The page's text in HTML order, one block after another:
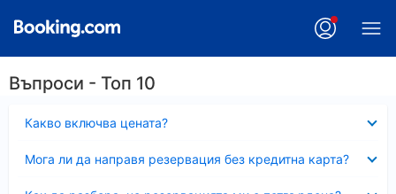
Въпроси - Топ 10
Какво включва цената?
Мога ли да направя резервация без кредитна карта?